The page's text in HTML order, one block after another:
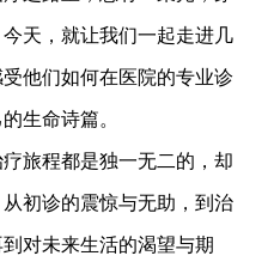
天，就让我们一起走进几
他们如何在医院的专业诊
生命诗篇。
旅程都是独一无二的，却
初诊的震惊与无助，到治
对未来生活的渴望与期